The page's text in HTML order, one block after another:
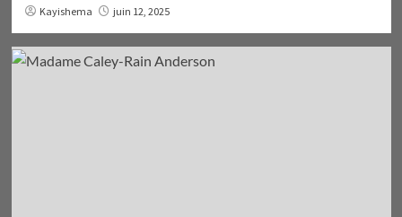
Kayishema juin 12, 2025